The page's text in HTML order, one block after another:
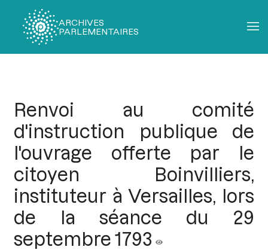
ARCHIVES
PARLEMENTAIRES
Renvoi au comité
d'instruction publique de
l'ouvrage offerte par le
citoyen Boinvilliers,
instituteur à Versailles, lors
de la séance du 29
septembre 1793